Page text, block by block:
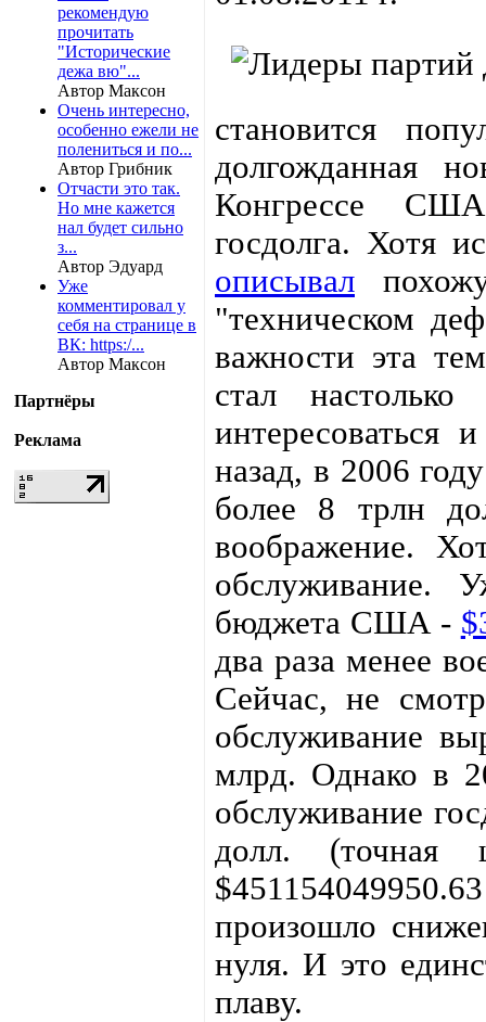
рекомендую
прочитать
"Исторические
дежа вю"...
Автор Максон
Очень интересно,
особенно ежели не
полениться и по...
Автор Грибник
Отчасти это так.
Но мне кажется
нал будет сильно
з...
Автор Эдуард
Уже
комментировал у
себя на странице в
ВК: https:/...
Автор Максон
Партнёры
Реклама
становится
долгожданная
Конгрессе
госдолга. Хотя
описывал
"техническом
важности эта
стал
интересоваться
назад, в 2006
более 8 трлн
воображение.
обслуживание.
бюджета США -
два раза менее
Сейчас, не
обслуживание
млрд. Однако в
обслуживание
долл.
произошло
нуля. И это
плаву.